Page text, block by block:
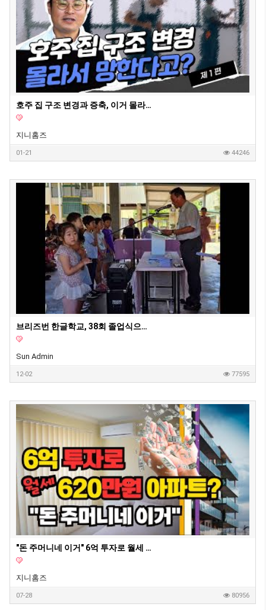
호주 집 구조 변경과 증축, 이거 몰라서 망한다고? - 지니홈즈 부린이 Q&A
지니홈즈
01-21 44246
브리즈번 한글학교, 38회 졸업식으로 멋진 여정의 시작
Sun Admin
12-02 77595
"돈 주머니네 이거" 6억 투자로 월세 620만원 아파트? | 지니집 에이전트 | 마이크로 아파트먼트
지니홈즈
07-28 80956